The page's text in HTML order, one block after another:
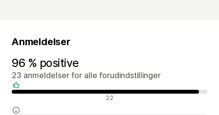
Anmeldelser
96 % positive
23 anmeldelser for alle forudindstillinger
Positive anmeldelser 22